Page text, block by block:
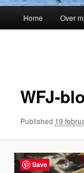
Skip
content
Home Over
WFJ-
Published 19
Save